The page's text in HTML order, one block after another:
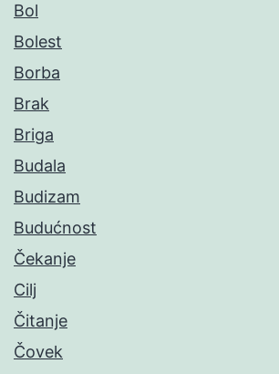
Bol
Bolest
Borba
Brak
Briga
Budala
Budizam
Budućnost
Čekanje
Cilj
Čitanje
Čovek